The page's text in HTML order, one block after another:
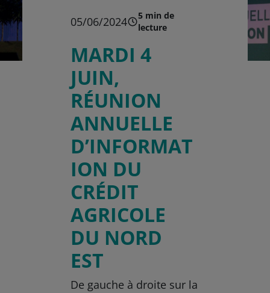
05/06/2024
5 min de
lecture
MARDI 4
JUIN,
RÉUNION
ANNUELLE
D’INFORMAT
ION DU
CRÉDIT
AGRICOLE
DU NORD
EST
De gauche à droite sur la